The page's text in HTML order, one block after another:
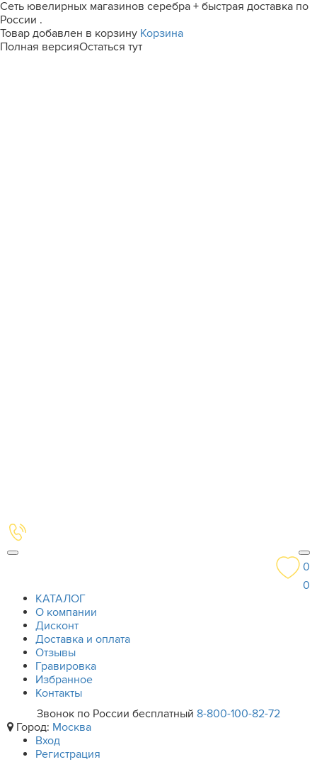
Сеть ювелирных магазинов серебра + быстрая доставка по
России .
Товар добавлен в корзину Корзина
Полная версияОстаться тут
0
0
КАТАЛОГ
О компании
Дисконт
Доставка и оплата
Отзывы
Гравировка
Избранное
Контакты
Звонок по России бесплатный 8-800-100-82-72
Город: Москва
Вход
Регистрация